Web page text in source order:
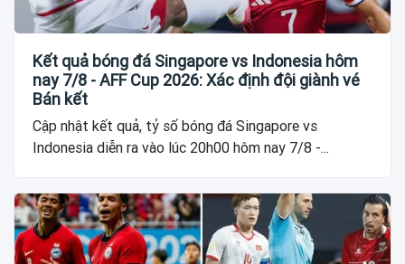
Kết quả bóng đá Singapore vs Indonesia hôm
nay 7/8 - AFF Cup 2026: Xác định đội giành vé
Bán kết
Cập nhật kết quả, tỷ số bóng đá Singapore vs
Indonesia diễn ra vào lúc 20h00 hôm nay 7/8 -...